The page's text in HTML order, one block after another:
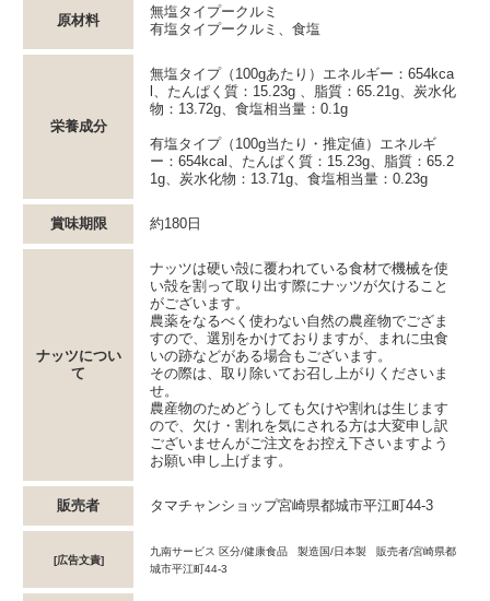
原材料
無塩タイプークルミ
有塩タイプークルミ、食塩
栄養成分
無塩タイプ（100gあたり）エネルギー：654kca
l、たんぱく質：15.23g 、脂質：65.21g、炭水化
物：13.72g、食塩相当量：0.1g
有塩タイプ（100g当たり・推定値）エネルギ
ー：654kcal、たんぱく質：15.23g、脂質：65.2
1g、炭水化物：13.71g、食塩相当量：0.23g
賞味期限 約180日
ナッツについ
て
ナッツは硬い殻に覆われている食材で機械を使
い殻を割って取り出す際にナッツが欠けること
がございます。
農薬をなるべく使わない自然の農産物でござま
すので、選別をかけておりますが、まれに虫食
いの跡などがある場合もございます。
その際は、取り除いてお召し上がりくださいま
せ。
農産物のためどうしても欠けや割れは生じます
ので、欠け・割れを気にされる方は大変申し訳
ございませんがご注文をお控え下さいますよう
お願い申し上げます。
販売者 タマチャンショップ宮崎県都城市平江町44-3
[広告文責]
九南サービス 区分/健康食品 製造国/日本製 販売者/宮崎県都
城市平江町44-3